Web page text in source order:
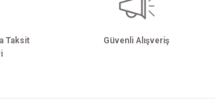
Taksit
Güvenli Alışveriş